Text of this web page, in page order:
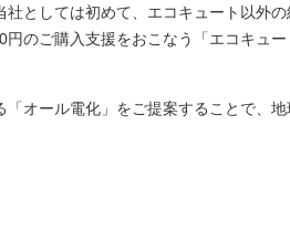
としては初めて、エコキュート以外
のご購入支援をおこなう「エコキュ
オール電化」をご提案することで、